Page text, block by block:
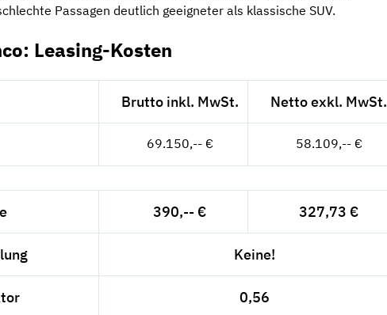
Passagen deutlich geeigneter als klassische SUV.
Leasing-Kosten
Brutto inkl. MwSt. Netto exkl. MwSt.
69.150,-- € 58.109,-- €
390,-- € 327,73 €
Keine!
0,56